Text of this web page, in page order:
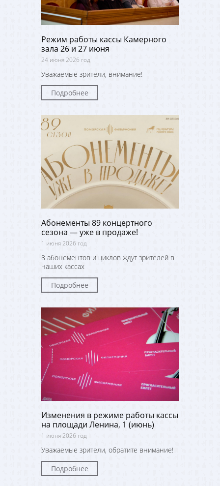
Режим работы кассы Камерного
зала 26 и 27 июня
24 июня 2026 год
Уважаемые зрители, внимание!
Подробнее
Абонементы 89 концертного
сезона — уже в продаже!
1 июня 2026 год
8 абонементов и циклов ждут зрителей в
наших кассах
Подробнее
Изменения в режиме работы кассы
на площади Ленина, 1 (июнь)
1 июня 2026 год
Уважаемые зрители, обратите внимание!
Подробнее